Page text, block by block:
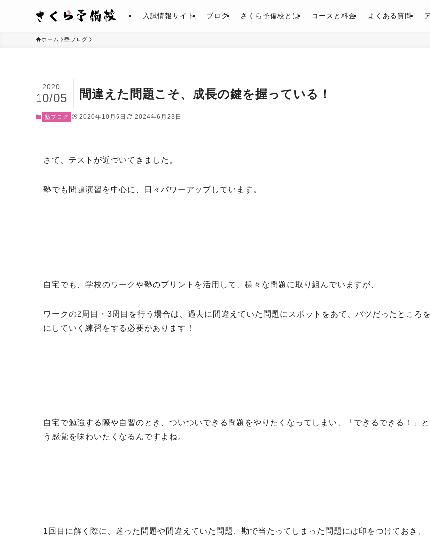
入試情報サイト ブログ さくら予備校とは コースと料金 よくある質問
ホーム 塾ブログ
間違えた問題こそ、成長の鍵を握っている！
2020
10/05
塾ブログ 2020年10月5日 2024年6月23日
さて、テストが近づいてきました。
塾でも問題演習を中心に、日々パワーアップしています。
自宅でも、学校のワークや塾のプリントを活用して、様々な問題に取り組んでいますが、
ワークの2周目・3周目を行う場合は、過去に間違えていた問題にスポットをあて、バツだったところ
にしていく練習をする必要があります！
自宅で勉強する際や自習のとき、ついついできる問題をやりたくなってしまい、「できるできる！」と
う感覚を味わいたくなるんですよね。
1回目に解く際に、迷った問題や間違えていた問題、勘で当たってしまった問題には印をつけておき、